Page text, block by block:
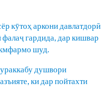
кӯтоҳ аркони давлатдорӣ
гардида, дар кишвар
шуд.
душвори
ки дар пойтахти